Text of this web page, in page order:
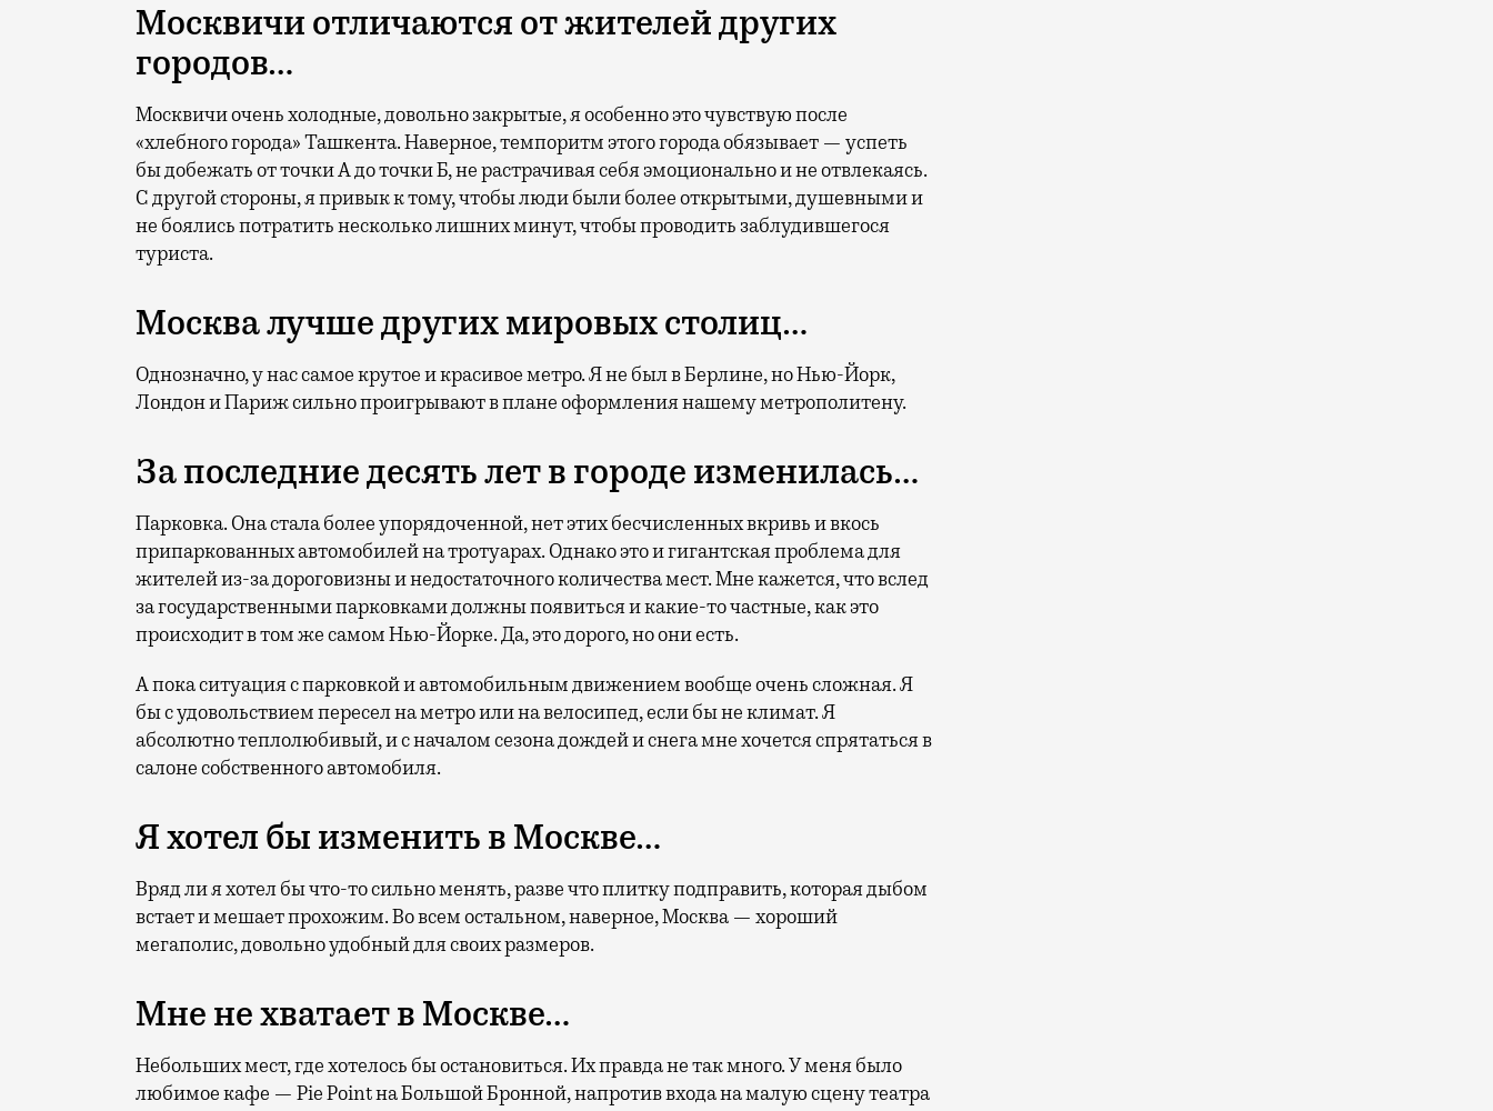
Москвичи отличаются от жителей других
городов…
Москвичи очень холодные, довольно закрытые, я особенно это чувствую после
«хлебного города» Ташкента. Наверное, темпоритм этого города обязывает — успеть
бы добежать от точки А до точки Б, не растрачивая себя эмоционально и не отвлекаясь.
С другой стороны, я привык к тому, чтобы люди были более открытыми, душевными и
не боялись потратить несколько лишних минут, чтобы проводить заблудившегося
туриста.
Москва лучше других мировых столиц…
Однозначно, у нас самое крутое и красивое метро. Я не был в Берлине, но Нью-Йорк,
Лондон и Париж сильно проигрывают в плане оформления нашему метрополитену.
За последние десять лет в городе изменилась…
Парковка. Она стала более упорядоченной, нет этих бесчисленных вкривь и вкось
припаркованных автомобилей на тротуарах. Однако это и гигантская проблема для
жителей из-за дороговизны и недостаточного количества мест. Мне кажется, что вслед
за государственными парковками должны появиться и какие-то частные, как это
происходит в том же самом Нью-Йорке. Да, это дорого, но они есть.
А пока ситуация с парковкой и автомобильным движением вообще очень сложная. Я
бы с удовольствием пересел на метро или на велосипед, если бы не климат. Я
абсолютно теплолюбивый, и с началом сезона дождей и снега мне хочется спрятаться в
салоне собственного автомобиля.
Я хотел бы изменить в Москве…
Вряд ли я хотел бы что-то сильно менять, разве что плитку подправить, которая дыбом
встает и мешает прохожим. Во всем остальном, наверное, Москва — хороший
мегаполис, довольно удобный для своих размеров.
Мне не хватает в Москве…
Небольших мест, где хотелось бы остановиться. Их правда не так много. У меня было
любимое кафе — Pie Point на Большой Бронной, напротив входа на малую сцену театра